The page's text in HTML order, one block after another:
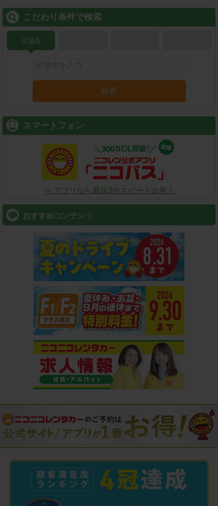
こだわり条件で検索
店舗名
検索
スマートフォン
⇒ アプリなら最短3分スピード出発！
おすすめコンテンツ